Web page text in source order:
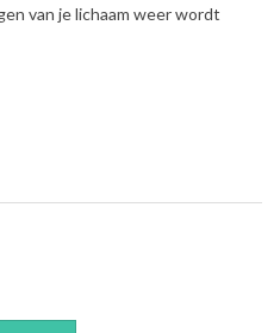
van je lichaam weer wordt